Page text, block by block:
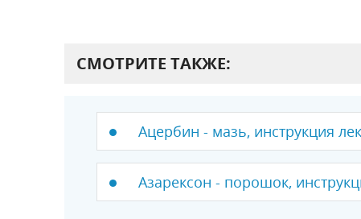
СМОТРИТЕ ТАКЖЕ:
Ацербин - мазь, инструкция
Азарексон - порошок,